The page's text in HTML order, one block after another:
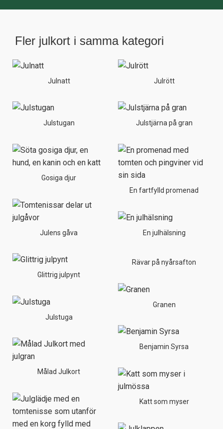
Fler julkort i samma kategori
Julnatt
Julstugan
Gosiga djur
Julens gåva
Glittrig julpynt
Julstuga
Målad Julkort
Julrött
Julstjärna på gran
En fartfylld promenad
En julhälsning
Rävar på nyårsafton
Granen
Benjamin Syrsa
Katt som myser